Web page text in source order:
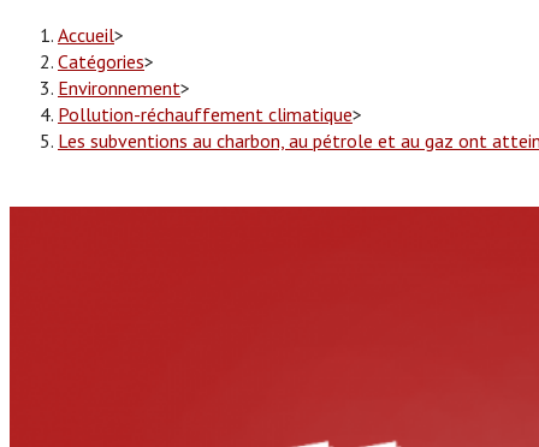
Accueil>
Catégories>
Environnement>
Pollution-réchauffement climatique>
Les subventions au charbon, au pétrole et au gaz ont